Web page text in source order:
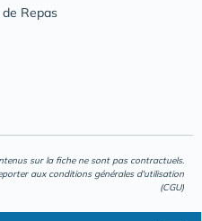
Repas
sur la fiche ne sont pas contractuels.
aux conditions générales d'utilisation
(CGU)